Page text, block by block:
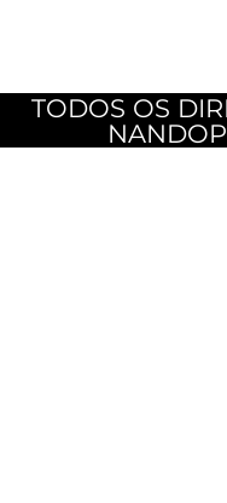
TODOS OS